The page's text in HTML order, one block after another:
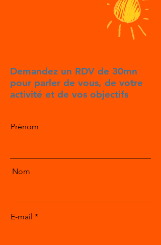
Demandez un RDV de 30mn
pour parler de vous, de votre
activité et de vos objectifs
Prénom
Nom
E-mail